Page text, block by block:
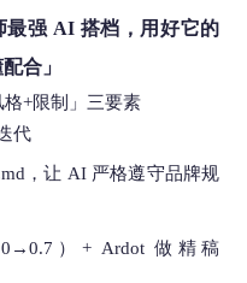
强 AI 搭档，用好它的
合」
+限制」三要素
代
，让 AI 严格遵守品牌规
）+ Ardot 做精稿